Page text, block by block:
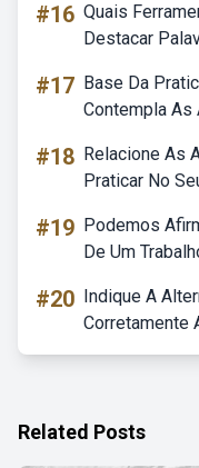
#16 Quais
Destacar
#17 Base Da
Contempla As
#18 Relacione As
Praticar No
#19 Podemos
De Um
#20 Indique A
Corretamente
Related Posts